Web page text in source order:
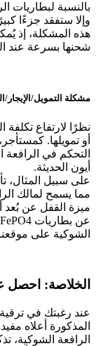
بالنسبة لبطاريات
وإلا ستفقد جزءًا
هذه المشكلة، إذ
شحنها بسرعة عند
مشكلة التمويل/الإيجار/
نظرًا لارتفاع
أو تمويلها.
التحكم في الرافعة
أيون الحديثة.
مما يسمح لمالك
ميزة القفل عن بُعد
الشوكية على
الخلاصة: احصل
عند رغبتك في
المذكورة أعلاه
الرافعة الشوكية،